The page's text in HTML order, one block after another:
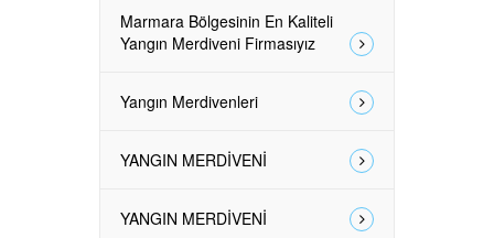
Marmara Bölgesinin En Kaliteli
Yangın Merdiveni Firmasıyız
Yangın Merdivenleri
YANGIN MERDİVENİ
YANGIN MERDİVENİ